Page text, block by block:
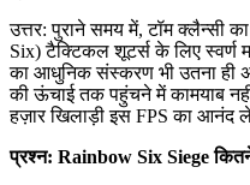
उत्तर: पुराने समय में, टॉम क्लैन्सी
Six) टैक्टिकल शूटर्स के लिए स्वर्ण
का आधुनिक संस्करण भी उतना ही
की ऊंचाई तक पहुंचने में कामयाब
हज़ार खिलाड़ी इस FPS का आनंद
प्रश्न: Rainbow Six Siege